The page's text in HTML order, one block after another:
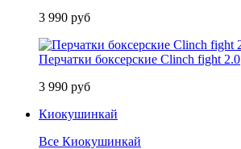
3 990 руб
Перчатки боксерские Clinch fight 2.0
3 990 руб
Киокушинкай
Все Киокушинкай